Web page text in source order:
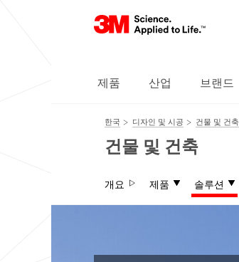
제품 산업 브랜드
한국 디자인 및 시공 건물 및 건축
건물 및 건축
개요 제품 솔루션